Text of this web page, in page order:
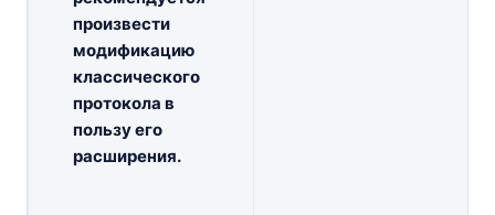
произвести
модификацию
классического
протокола в
пользу его
расширения.